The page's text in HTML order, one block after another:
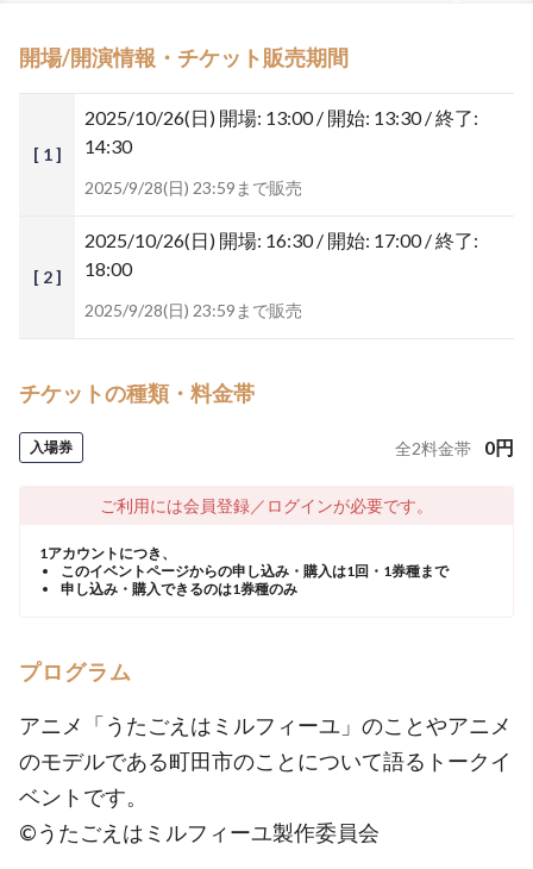
開場/開演情報・チケット販売期間
[ 1 ]
2025/10/26(日) 開場: 13:00 / 開始: 13:30 / 終了:
14:30
2025/9/28(日) 23:59まで販売
[ 2 ]
2025/10/26(日) 開場: 16:30 / 開始: 17:00 / 終了:
18:00
2025/9/28(日) 23:59まで販売
チケットの種類・料金帯
入場券 全2料金帯 0円
ご利用には会員登録／ログインが必要です。
1アカウントにつき、
このイベントページからの申し込み・購入は1回・1券種まで
申し込み・購入できるのは1券種のみ
プログラム
アニメ「うたごえはミルフィーユ」のことやアニメ
のモデルである町田市のことについて語るトークイ
ベントです。
©うたごえはミルフィーユ製作委員会